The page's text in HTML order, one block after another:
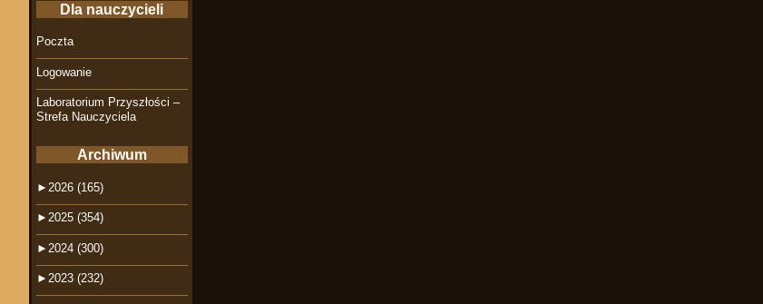
Dla nauczycieli
Poczta
Logowanie
Laboratorium Przyszłości –
Strefa Nauczyciela
Archiwum
► 2026 (165)
► 2025 (354)
► 2024 (300)
► 2023 (232)